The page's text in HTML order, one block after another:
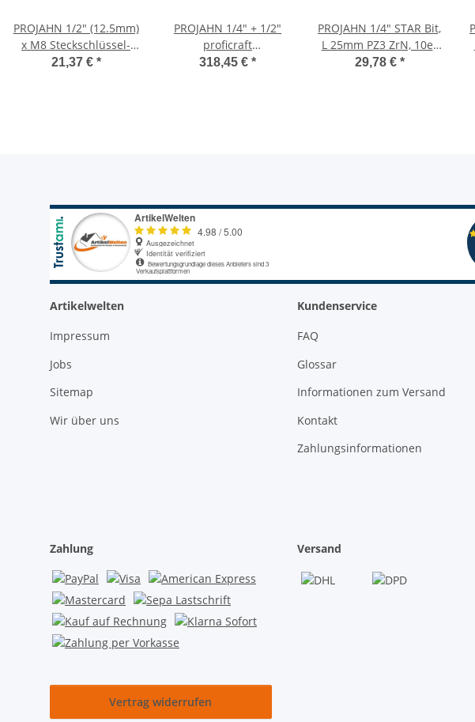
PROJAHN 1/2" (12.5mm)
x M8 Steckschlüssel-
Einsatz für
21,37 € *
PROJAHN 1/4" + 1/2"
proficraft
Werkzeugkoffer 98-
318,45 € *
PROJAHN 1/4" STAR Bit,
L 25mm PZ3 ZrN, 10er
Pack
29,78 € *
Artikelwelten
Impressum
Jobs
Sitemap
Wir über uns
Kundenservice
FAQ
Glossar
Informationen zum Versand
Kontakt
Zahlungsinformationen
Zahlung Versand
Vertrag widerrufen